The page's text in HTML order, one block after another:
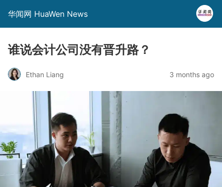
华闻网 HuaWen News
谁说会计公司没有晋升路？
Ethan Liang 3 months ago